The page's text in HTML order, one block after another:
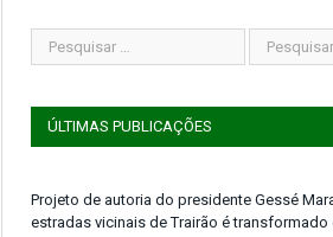
ÚLTIMAS PUBLICAÇÕES
Projeto de autoria do presidente Gessé
estradas vicinais de Trairão é transformado